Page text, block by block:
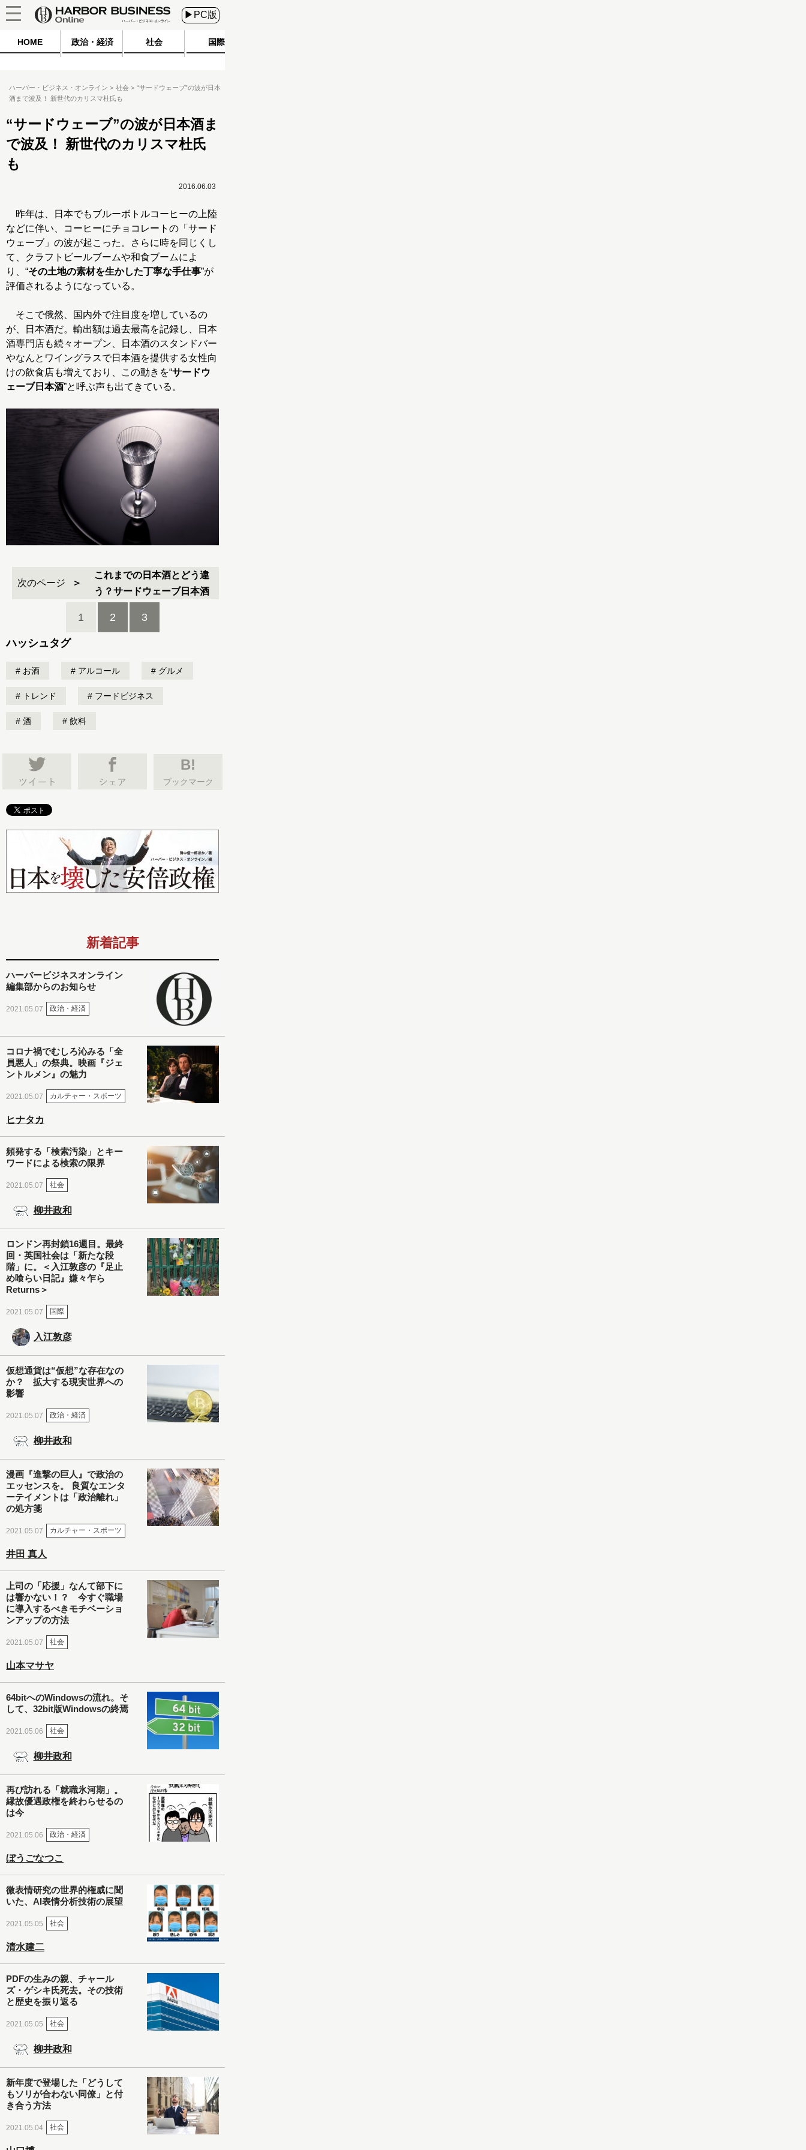
▶PC版
HOME 政治・経済 社会 国際
ハーバー・ビジネス・オンライン 社会
“サードウェーブ”の波が日本
酒まで波及！ 新世代のカリスマ杜氏も
“サードウェーブ”の波が日本酒ま
で波及！ 新世代のカリスマ杜氏
も
2016.06.03
昨年は、日本でもブルーボトルコーヒーの上陸
などに伴い、コーヒーにチョコレートの「サード
ウェーブ」の波が起こった。さらに時を同じくし
て、クラフトビールブームや和食ブームによ
り、“その土地の素材を生かした丁寧な手仕事”が
評価されるようになっている。
そこで俄然、国内外で注目度を増しているの
が、日本酒だ。輸出額は過去最高を記録し、日本
酒専門店も続々オープン、日本酒のスタンドバー
やなんとワイングラスで日本酒を提供する女性向
けの飲食店も増えており、この動きを“サードウ
ェーブ日本酒”と呼ぶ声も出てきている。
次のページ
これまでの日本酒とどう違
う？サードウェーブ日本酒
1 2 3
ハッシュタグ
お酒 アルコール グルメ
トレンド フードビジネス
酒 飲料
B!
ブックマーク
新着記事
ハーバービジネスオンライン
編集部からのお知らせ
2021.05.07 政治・経済
コロナ禍でむしろ沁みる「全
員悪人」の祭典。映画『ジェ
ントルメン』の魅力
2021.05.07 カルチャー・スポーツ
ヒナタカ
頻発する「検索汚染」とキー
ワードによる検索の限界
2021.05.07 社会
柳井政和
ロンドン再封鎖16週目。最終
回・英国社会は「新たな段
階」に。＜入江敦彦の『足止
め喰らい日記』嫌々乍ら
Returns＞
2021.05.07 国際
入江敦彦
仮想通貨は“仮想”な存在なの
か？ 拡大する現実世界への
影響
2021.05.07 政治・経済
柳井政和
漫画『進撃の巨人』で政治の
エッセンスを。 良質なエンタ
ーテイメントは「政治離れ」
の処方箋
2021.05.07 カルチャー・スポーツ
井田 真人
上司の「応援」なんて部下に
は響かない！？ 今すぐ職場
に導入するべきモチベーショ
ンアップの方法
2021.05.07 社会
山本マサヤ
64bitへのWindowsの流れ。そ
して、32bit版Windowsの終焉
2021.05.06 社会
柳井政和
再び訪れる「就職氷河期」。
縁故優遇政権を終わらせるの
は今
2021.05.06 政治・経済
ぼうごなつこ
微表情研究の世界的権威に聞
いた、AI表情分析技術の展望
2021.05.05 社会
清水建二
PDFの生みの親、チャール
ズ・ゲシキ氏死去。その技術
と歴史を振り返る
2021.05.05 社会
柳井政和
新年度で登場した「どうして
もソリが合わない同僚」と付
き合う方法
2021.05.04 社会